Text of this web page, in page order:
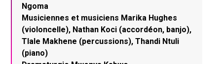
Ngoma
Musiciennes et musiciens Marika Hughes
(violoncelle), Nathan Koci (accordéon, banjo),
Tlale Makhene (percussions), Thandi Ntuli
(piano)